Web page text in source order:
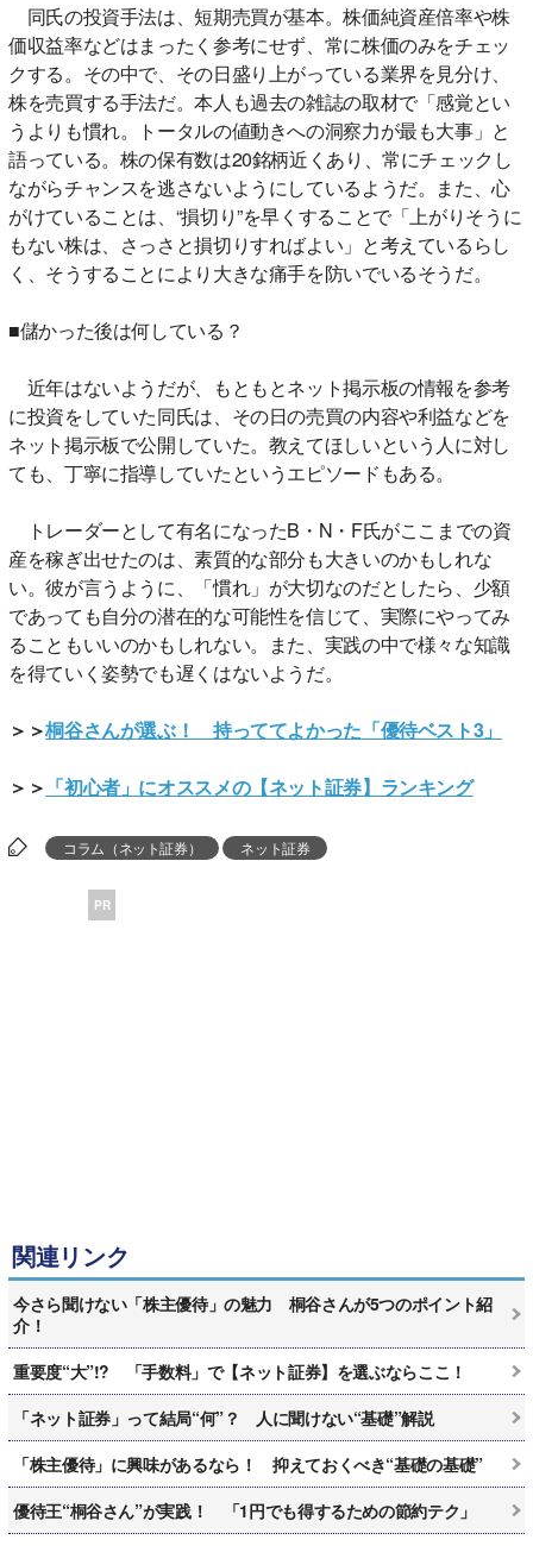
同氏の投資手法は、短期売買が基本。株価純資産倍率や株
価収益率などはまったく参考にせず、常に株価のみをチェッ
クする。その中で、その日盛り上がっている業界を見分け、
株を売買する手法だ。本人も過去の雑誌の取材で「感覚とい
うよりも慣れ。トータルの値動きへの洞察力が最も大事」と
語っている。株の保有数は20銘柄近くあり、常にチェックし
ながらチャンスを逃さないようにしているようだ。また、心
がけていることは、“損切り”を早くすることで「上がりそうに
もない株は、さっさと損切りすればよい」と考えているらし
く、そうすることにより大きな痛手を防いでいるそうだ。
■儲かった後は何している？
近年はないようだが、もともとネット掲示板の情報を参考
に投資をしていた同氏は、その日の売買の内容や利益などを
ネット掲示板で公開していた。教えてほしいという人に対し
ても、丁寧に指導していたというエピソードもある。
トレーダーとして有名になったB・N・F氏がここまでの資
産を稼ぎ出せたのは、素質的な部分も大きいのかもしれな
い。彼が言うように、「慣れ」が大切なのだとしたら、少額
であっても自分の潜在的な可能性を信じて、実際にやってみ
ることもいいのかもしれない。また、実践の中で様々な知識
を得ていく姿勢でも遅くはないようだ。
＞＞桐谷さんが選ぶ！ 持っててよかった「優待ベスト3」
＞＞ 「初心者」にオススメの【ネット証券】ランキング
コラム（ネット証券） ネット証券
PR
関連リンク
今さら聞けない「株主優待」の魅力 桐谷さんが5つのポイント紹
介！
重要度“大”!? 「手数料」で【ネット証券】を選ぶならここ！
「ネット証券」って結局“何”？ 人に聞けない“基礎”解説
「株主優待」に興味があるなら！ 抑えておくべき“基礎の基礎”
優待王“桐谷さん”が実践！ 「1円でも得するための節約テク」